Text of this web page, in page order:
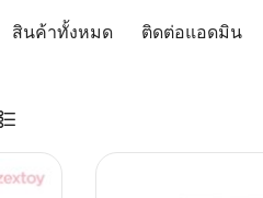
สินค้าทั้งหมด ติดต่อแอดมิน